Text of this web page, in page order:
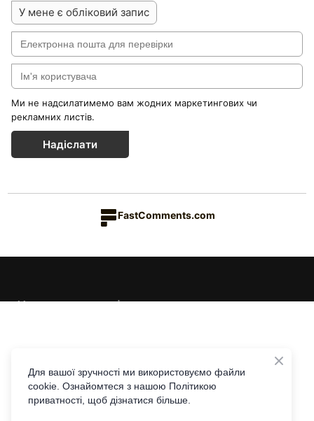
У мене є обліковий запис
Ми не надсилатимемо вам жодних маркетингових чи
рекламних листів.
Надіслати
FastComments.com
Каталог товарів
Дім & Кухня
Доставка та оплата
Повернення та обмін
Контакти
Для вашої зручності ми використовуємо файли
cookie. Ознайомтеся з нашою Політикою
приватності, щоб дізнатися більше.